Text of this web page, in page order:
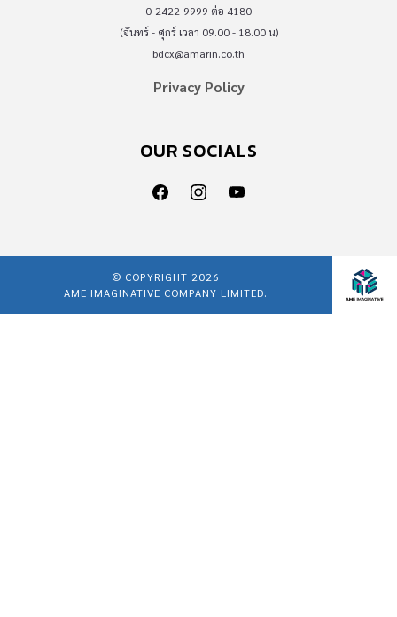
0-2422-9999 ต่อ 4180
(จันทร์ - ศุกร์ เวลา 09.00 - 18.00 น)
bdcx@amarin.co.th
Privacy Policy
OUR SOCIALS
© COPYRIGHT 2026
AME IMAGINATIVE COMPANY LIMITED.